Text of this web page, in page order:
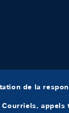
de la
Courriels, appels